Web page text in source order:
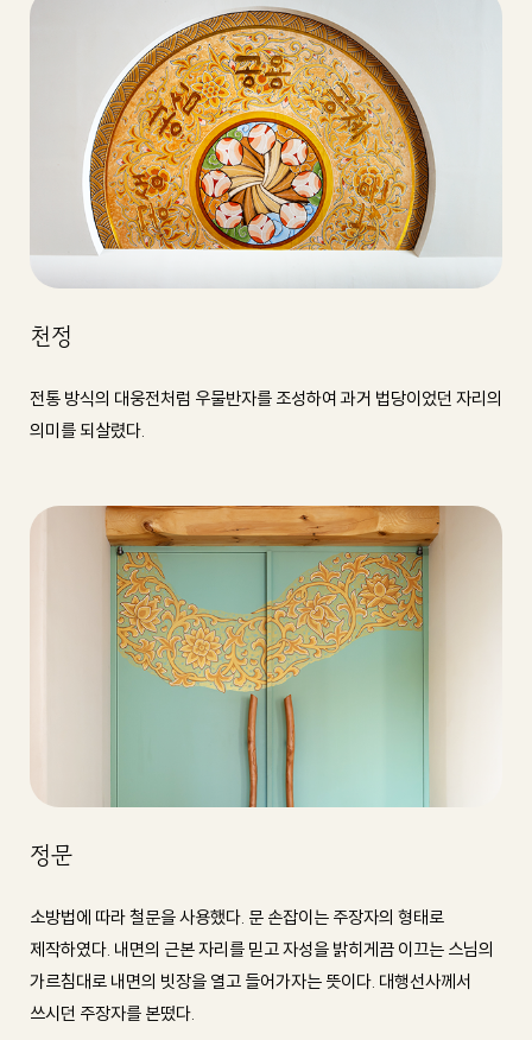
천정
전통 방식의 대웅전처럼 우물반자를 조성하여 과거 법당이었던 자리의
의미를 되살렸다.
정문
소방법에 따라 철문을 사용했다. 문 손잡이는 주장자의 형태로
제작하였다. 내면의 근본 자리를 믿고 자성을 밝히게끔 이끄는 스님의
가르침대로 내면의 빗장을 열고 들어가자는 뜻이다. 대행선사께서
쓰시던 주장자를 본떴다.